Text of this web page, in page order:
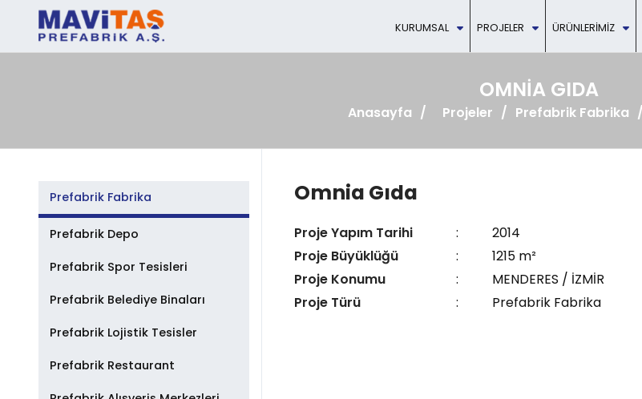
KURUMSAL PROJELER ÜRÜNLERIMIZ
OMNIA GIDA
Anasayfa Projeler Prefabrik Fabrika
Prefabrik Fabrika
Prefabrik Depo
Prefabrik Spor Tesisleri
Prefabrik Belediye Binaları
Prefabrik Lojistik Tesisler
Prefabrik Restaurant
Omnia Gıda
Proje Yapım Tarihi :
2014
Proje Büyüklüğü
:
1215 m²
Proje Konumu
:
MENDERES / İZMİR
Proje Türü
: Prefabrik Fabrika